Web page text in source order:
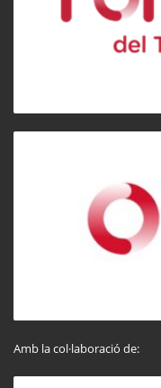
Amb la col·laboració de: